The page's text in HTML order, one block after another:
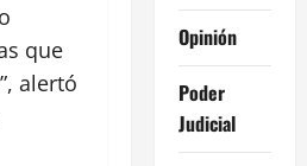
que
alertó
Opinión
Poder
Judicial